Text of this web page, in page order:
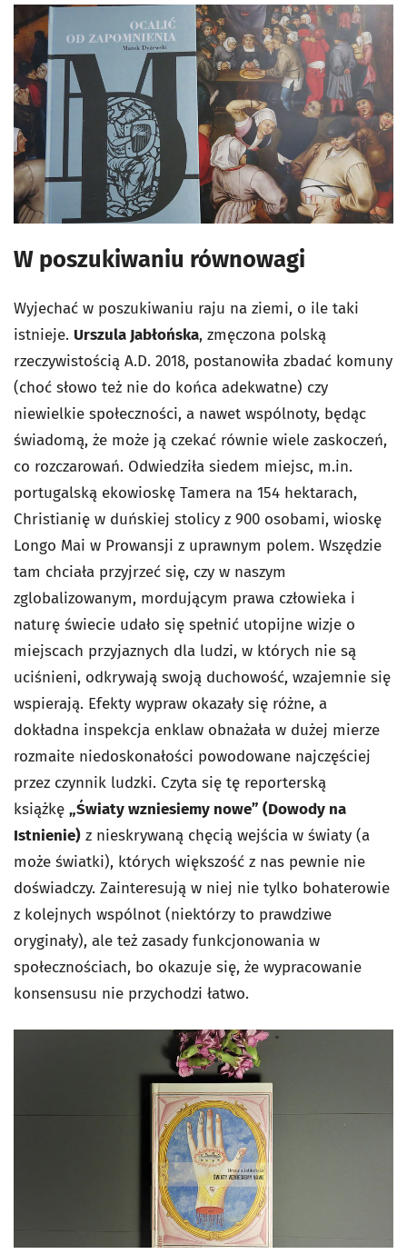
W poszukiwaniu równowagi
Wyjechać w poszukiwaniu raju na ziemi, o ile taki
istnieje. Urszula Jabłońska, zmęczona polską
rzeczywistością A.D. 2018, postanowiła zbadać komuny
(choć słowo też nie do końca adekwatne) czy
niewielkie społeczności, a nawet wspólnoty, będąc
świadomą, że może ją czekać równie wiele zaskoczeń,
co rozczarowań. Odwiedziła siedem miejsc, m.in.
portugalską ekowioskę Tamera na 154 hektarach,
Christianię w duńskiej stolicy z 900 osobami, wioskę
Longo Mai w Prowansji z uprawnym polem. Wszędzie
tam chciała przyjrzeć się, czy w naszym
zglobalizowanym, mordującym prawa człowieka i
naturę świecie udało się spełnić utopijne wizje o
miejscach przyjaznych dla ludzi, w których nie są
uciśnieni, odkrywają swoją duchowość, wzajemnie się
wspierają. Efekty wypraw okazały się różne, a
dokładna inspekcja enklaw obnażała w dużej mierze
rozmaite niedoskonałości powodowane najczęściej
przez czynnik ludzki. Czyta się tę reporterską
książkę „Światy wzniesiemy nowe” (Dowody na
Istnienie) z nieskrywaną chęcią wejścia w światy (a
może światki), których większość z nas pewnie nie
doświadczy. Zainteresują w niej nie tylko bohaterowie
z kolejnych wspólnot (niektórzy to prawdziwe
oryginały), ale też zasady funkcjonowania w
społecznościach, bo okazuje się, że wypracowanie
konsensusu nie przychodzi łatwo.